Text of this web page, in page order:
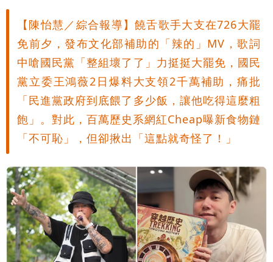
【陳怡慧／綜合報導】饒舌歌手大支在726大罷
免前夕，發布文化部補助的「辣的」MV，歌詞
中嗆國民黨「整組壞了了」力挺挺大罷免，國民
黨立委王鴻薇2日爆料大支領2千萬補助，痛批
「民進黨政府到底餵了多少飯，讓他吃得這麼粗
飽」。對此，百萬歷史系網紅Cheap曝新食物鏈
「不可恥」，但卻揪出「這點就奇怪了！」